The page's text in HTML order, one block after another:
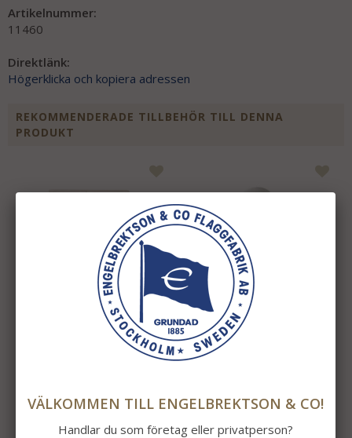
Artikelnummer:
11460
Direktlänk:
Högerklicka och kopiera adressen
REKOMMENDERADE TILLBEHÖR TILL DENNA
PRODUKT
59 kr
INFO KÖP
1 295 kr
INFO KÖP
VÄLKOMMEN TILL ENGELBREKTSON & CO!
Handlar du som företag eller privatperson?